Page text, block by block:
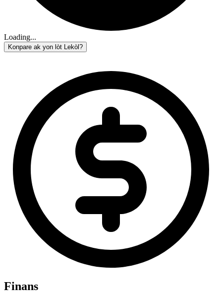
Loading...
Konpare ak yon lòt Lekòl?
Finans